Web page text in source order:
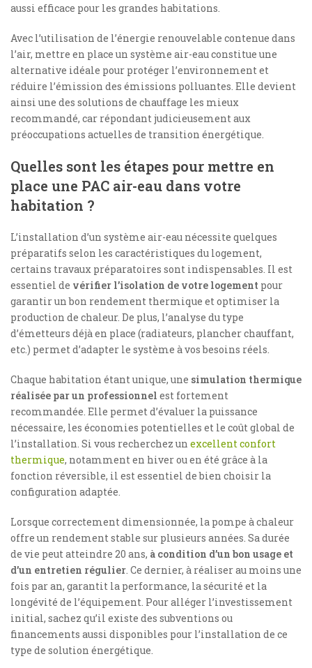
aussi efficace pour les grandes habitations.
Avec l’utilisation de l’énergie renouvelable contenue dans
l’air, mettre en place un système air-eau constitue une
alternative idéale pour protéger l’environnement et
réduire l’émission des émissions polluantes. Elle devient
ainsi une des solutions de chauffage les mieux
recommandé, car répondant judicieusement aux
préoccupations actuelles de transition énergétique.
Quelles sont les étapes pour mettre en
place une PAC air-eau dans votre
habitation ?
L’installation d’un système air-eau nécessite quelques
préparatifs selon les caractéristiques du logement,
certains travaux préparatoires sont indispensables. Il est
essentiel de vérifier l’isolation de votre logement pour
garantir un bon rendement thermique et optimiser la
production de chaleur. De plus, l’analyse du type
d’émetteurs déjà en place (radiateurs, plancher chauffant,
etc.) permet d’adapter le système à vos besoins réels.
Chaque habitation étant unique, une simulation thermique
réalisée par un professionnel est fortement
recommandée. Elle permet d’évaluer la puissance
nécessaire, les économies potentielles et le coût global de
l’installation. Si vous recherchez un excellent confort
thermique, notamment en hiver ou en été grâce à la
fonction réversible, il est essentiel de bien choisir la
configuration adaptée.
Lorsque correctement dimensionnée, la pompe à chaleur
offre un rendement stable sur plusieurs années. Sa durée
de vie peut atteindre 20 ans, à condition d’un bon usage et
d’un entretien régulier. Ce dernier, à réaliser au moins une
fois par an, garantit la performance, la sécurité et la
longévité de l’équipement. Pour alléger l’investissement
initial, sachez qu’il existe des subventions ou
financements aussi disponibles pour l’installation de ce
type de solution énergétique.